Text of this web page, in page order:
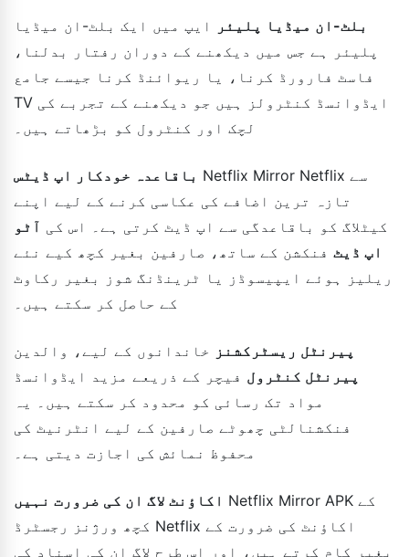
بلٹ-ان میڈیا پلیئر
ایپ میں ایک بلٹ-ان میڈیا
پلیئر ہے جس میں دیکھنے کے دوران رفتار بدلنا،
فاسٹ فارورڈ کرنا، یا ریوائنڈ کرنا جیسے جامع
TV ایڈوانسڈ کنٹرولز ہیں جو دیکھنے کے تجربے کی
لچک اور کنٹرول کو بڑھاتے ہیں۔
باقاعدہ خودکار اپ ڈیٹس Netflix Mirror Netflix سے
تازہ ترین اضافے کی عکاسی کرنے کے لیے اپنے
کیٹلاگ کو باقاعدگی سے اپ ڈیٹ کرتی ہے۔ اس کی آٹو
اپ ڈیٹ فنکشن کے ساتھ، صارفین بغیر کچھ کیے نئے
ریلیز ہوئے ایپیسوڈز یا ٹرینڈنگ شوز بغیر رکاوٹ
کے حاصل کر سکتے ہیں۔
پیرنٹل ریسٹرکشنز خاندانوں کے لیے، والدین
پیرنٹل کنٹرول فیچر کے ذریعے مزید ایڈوانسڈ
مواد تک رسائی کو محدود کر سکتے ہیں۔ یہ
فنکشنالٹی چھوٹے صارفین کے لیے انٹرنیٹ کی
محفوظ نمائش کی اجازت دیتی ہے۔
اکاؤنٹ لاگ ان کی ضرورت نہیں Netflix Mirror APK کے
کچھ ورژنز رجسٹرڈ Netflix اکاؤنٹ کی ضرورت کے
بغیر کام کرتے ہیں، اور اس طرح لاگ ان کی اسناد کی